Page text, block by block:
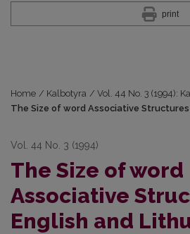
print
Home / Kalbotyra / Vol. 44 No. 3 (1994):
The Size of word Associative
Vol. 44 No. 3 (1994)
The Size of word
Associative
English and